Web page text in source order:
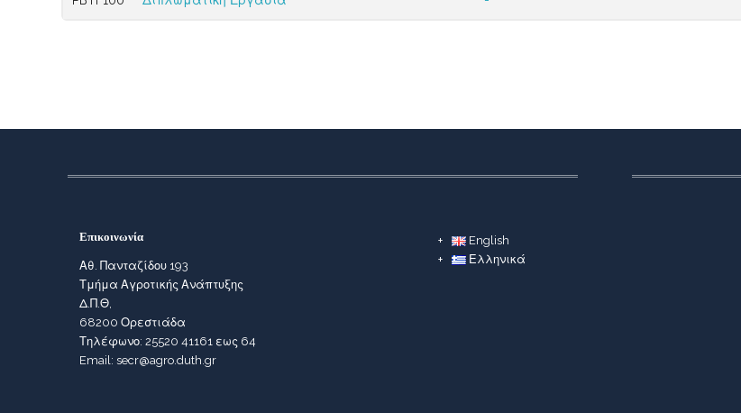
Επικοινωνία
Αθ. Πανταζίδου 193
Τμήμα Αγροτικής Ανάπτυξης
Δ.Π.Θ,
68200 Ορεστιάδα
Τηλέφωνο: 25520 41161 εως 64
Email: secr@agro.duth.gr
English
Ελληνικά